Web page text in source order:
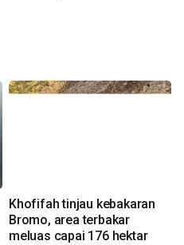
Khofifah tinjau kebakaran
Bromo, area terbakar
meluas capai 176 hektar